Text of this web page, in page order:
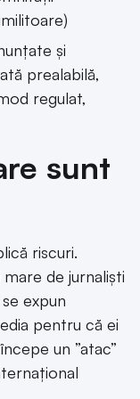
şi
prealabilă,
regulat,
sunt
riscuri.
de jurnaliști
expun
pentru că ei
un ”atac”